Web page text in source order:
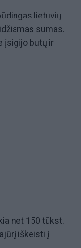
lietuvių
sumas.
įsigijo butų ir
net 150 tūkst.
iškeisti į